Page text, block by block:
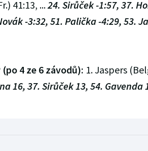
41:13, ...24. Sirůček -1:57, 37.
-3:32, 51. Palička -4:29, 53.
4 ze 6 závodů): 1. Jaspers
16, 37. Sirůček 13, 54. Gavenda